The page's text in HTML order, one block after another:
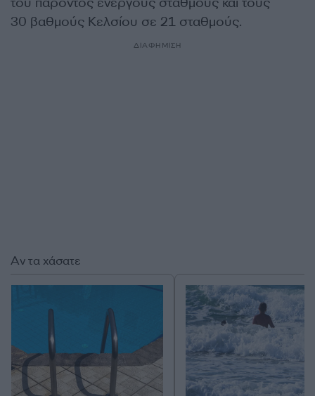
30 βαθμούς Κελσίου σε 21 σταθμούς.
ΔΙΑΦΗΜΙΣΗ
Αν τα χάσατε